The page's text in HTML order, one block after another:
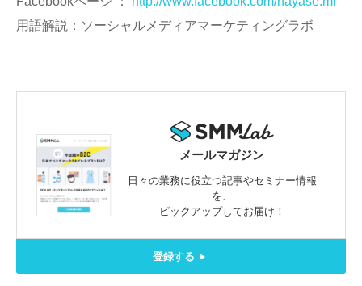
用語解説：ソーシャルメディアマーケティングラボ
メールマガジン
日々の業務に役立つ記事やセミナー情報
を、
ピックアップしてお届け！
登録する